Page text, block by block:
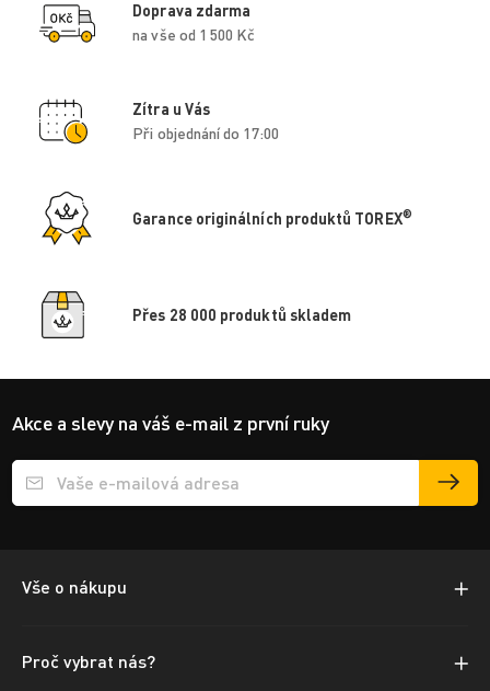
Doprava zdarma
na vše od 1 500 Kč
Zítra u Vás
Při objednání do 17:00
Garance originálních produktů TOREX®
Přes 28 000 produktů skladem
Akce a slevy na váš e-mail z první ruky
Přihlášení e-mailu k odběru
Vše o nákupu
Proč vybrat nás?